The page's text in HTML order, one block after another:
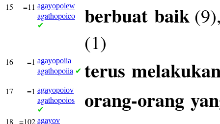
15 =11 agayopoiew
agathopoieo
✔ berbuat baik
(1)
16 =1 agayopoiia
agathopoiia ✔ terus
17 =1 agayopoiov
agathopoios
✔ orang-orang
18 =102 agayov